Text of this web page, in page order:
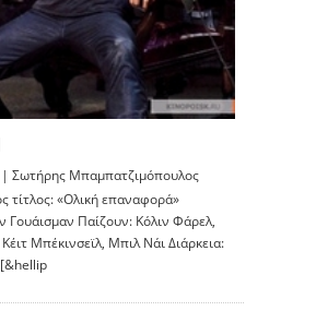
Σωτήρης Μπαμπατζιμόπουλος
τίτλος: «Ολική επαναφορά»
Γουάισμαν Παίζουν: Κόλιν Φάρελ,
Μπέκινσεϊλ, Μπιλ Νάι Διάρκεια: